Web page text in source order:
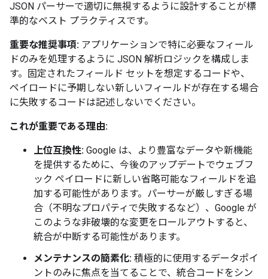
JSON パーサーで適切に無視するように設計することが標
準的なベスト プラクティスです。
重要な推奨事項: アプリケーションで特に必要なフィール
ドのみを処理するように JSON 解析ロジックを構成しま
す。固定されたフィールド セットを想定するコードや、
ペイロードに予期しない新しいフィールドが存在する場合
に失敗するコードは記述しないでください。
これが重要である理由:
上位互換性: Google は、より豊富なデータや新機能
を提供するために、今後のアップデートでウェブフ
ック ペイロードに新しい省略可能なフィールドを追
加する可能性があります。パーサーが厳しすぎる場
合（不明なプロパティで失敗するなど）、Google が
このような非破壊的な変更をロールアウトすると、
統合が中断する可能性があります。
メンテナンスの簡素化: 積極的に使用するデータポイ
ントのみに焦点を当てることで、統合コードをシン